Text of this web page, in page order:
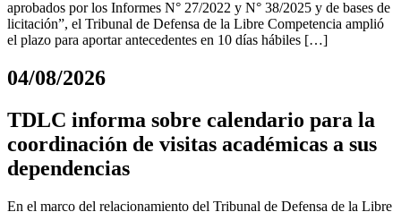
aprobados por los Informes N° 27/2022 y N° 38/2025 y de bases de
licitación”, el Tribunal de Defensa de la Libre Competencia amplió
el plazo para aportar antecedentes en 10 días hábiles […]
04/08/2026
TDLC informa sobre calendario para la
coordinación de visitas académicas a sus
dependencias
En el marco del relacionamiento del Tribunal de Defensa de la Libre